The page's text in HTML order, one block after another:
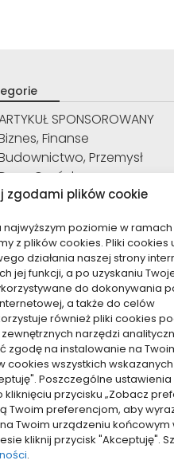
zgodami plików cookie
najwyższym poziomie w
z plików cookies. Pliki cookies
działania naszej strony
jej funkcji, a po uzyskaniu
do dokonywania
a także do celów
również pliki cookies
narzędzi
zgodę na instalowanie na
cookies wszystkich
Poszczególne
przycisku „Zobacz
Twoim preferencjom, aby
Twoim urządzeniu końcowym
kliknij przycisk "Akceptuję".
.
SPONSOROWANY
Finanse
Przemysł
Ogród
Rozrywka
Uroda
Transport
Turystyka
Medycyna